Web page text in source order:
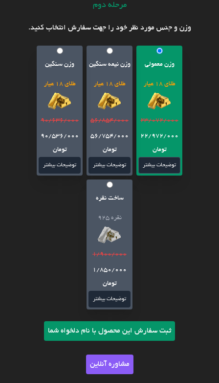
مرحله دوم
وزن و جنس مورد نظر خود را جهت سفارش انتخاب کنید.
وزن معمولی
طلای 18 عیار
23/072/000
22/972/000
تومان
توضیحات بیشتر
وزن نیمه سنگین
طلای 18 عیار
56/854/000
56/754/000
تومان
توضیحات بیشتر
وزن سنگین
طلای 18 عیار
90/636/000
90/536/000
تومان
توضیحات بیشتر
ساخت نقره
نقره 925
1/900/000
1/850/000
تومان
توضیحات بیشتر
ثبت سفارش این محصول با نام دلخواه شما
مشاوره آنلاین